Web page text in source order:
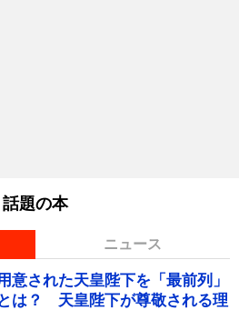
話題の本
ニュース
意された天皇陛下を「最前列」
は？ 天皇陛下が尊敬される理